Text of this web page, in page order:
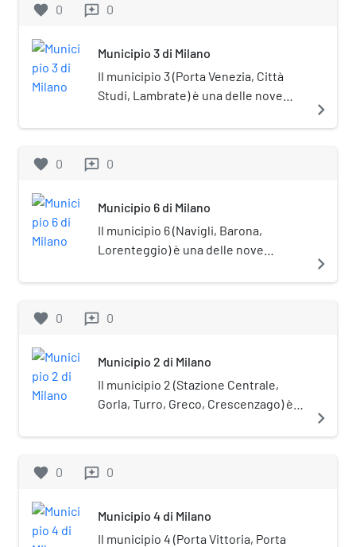
favorite 0 reviews 0
Municipio 3 di Milano
Il municipio 3 (Porta Venezia, Città
Studi, Lambrate) è una delle nove
sede del Consiglio si trova in via
navigate_next
favorite 0 reviews 0
Municipio 6 di Milano
Il municipio 6 (Navigli, Barona,
Lorenteggio) è una delle nove
sede del Consiglio è in viale Legioni
navigate_next
favorite 0 reviews 0
Municipio 2 di Milano
Il municipio 2 (Stazione Centrale,
Gorla, Turro, Greco, Crescenzago) è
comunali di Milano. La sede del
navigate_next
favorite 0 reviews 0
Municipio 4 di Milano
Il municipio 4 (Porta Vittoria, Porta